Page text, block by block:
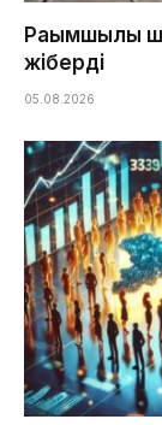
Рақымшылық
жіберді
05.08.2026